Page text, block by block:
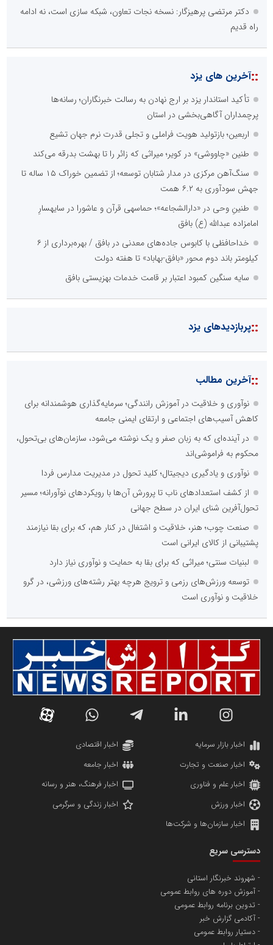
پایگاه اطلاع رسانی مشارکت
پایگاه تخصصی تحلیلی سرمایه نگر
پایگاه اطلاع رسانی معدن پیشرو
پایگاه اطلاع رسانی سپهر
پایگاه خبری تصمیم 24
پایگاه خبری شبکه عاطفه ها
اداره کل آموزش و پرورش
وزارت ارتباطات و فناوری اطلاعات
گروه پیشرانان پیشرفت ایران
بزرگترین پروژه های صنعتی کشور
وزارت علوم، تحقیقات و فناوری
روابط عمومی ایران صدا
روابط عمومی گروه پاس
تیم تامین حفاظت سازمان ها و اشخاص
حسین براتی
پایگاه آموزشی احمد باقری
مدرس و مشاور حوزه ارتباطات، روابط عمومی و رسانه
مهدی آشتیانی فرد
خبرنگار اختصاصی خبرگزاری گزارش خبر
شهروند خبرنگار گزارش خبر
محمدرضا سعیدی
پژوهشگر و فعال حوزه اجتماعی و فرهنگی
وحید حاج سعیدی
دکتر مرتضی پرهیزگار: نسخه نجات تعاون، شبکه سازی است، نه ادامه
راه قدیم
::آخرین های یزد
تأکید استاندار یزد بر ارج نهادن به رسالت خبرنگاران؛ رسانه‌ها
پرچمداران آگاهی‌بخشی در استان
اربعین؛ بازتولید هویت فراملی و تجلی قدرت نرم جهان تشیع
طنین «چاووشی» در کویر؛ میراثی که زائر را تا بهشت بدرقه می‌کند
سنگ‌آهن مرکزی در مدار شتابان توسعه؛ از تضمین خوراک ۱۵ ساله تا
جهش سودآوری به ۶.۲ همت
طنینِ وحی در «دارالشجاعه»؛ حماسهی قرآن و عاشورا در سایهسارِ
امامزاده عبدالله (ع) بافق
خداحافظی با کابوس جاده‌های معدنی در بافق / بهره‌برداری از ۶
کیلومتر باند دوم محور «بافق-بهاباد» تا هفته دولت
سایه سنگین کمبود اعتبار بر قامت خدمات بهزیستی بافق
::پربازدیدهای یزد
::آخرین مطالب
نوآوری و خلاقیت در آموزش رانندگی؛ سرمایه‌گذاری هوشمندانه برای
کاهش آسیب‌های اجتماعی و ارتقای ایمنی جامعه
در آینده‌ای که به زبان صفر و یک نوشته می‌شود، سازمان‌های بی‌تحول،
محکوم به فراموشی‌اند
نوآوری و یادگیری دیجیتال؛ کلید تحول در مدیریت مدارس فردا
از کشف استعدادهای ناب تا پرورش آن‌ها با رویکردهای نوآورانه؛ مسیر
تحول‌آفرین شنای ایران در سطح جهانی
صنعت چوب؛ هنر، خلاقیت و اشتغال در کنار هم، که برای بقا نیازمند
پشتیبانی از کالای ایرانی است
لبنیات سنتی؛ میراثی که برای بقا به حمایت و نوآوری نیاز دارد
توسعه ورزش‌های رزمی و ترویج هرچه بهتر رشته‌های ورزشی، در گرو
خلاقیت و نوآوری است
اخبار بازار سرمایه
اخبار اقتصادی
اخبار صنعت و تجارت
اخبار جامعه
اخبار علم و فناوری
اخبار فرهنگ، هنر و رسانه
اخبار ورزش
اخبار زندگی و سرگرمی
اخبار سازمان‌ها و شرکت‌ها
دسترسی سریع
شهروند خبرنگار استانی
آموزش دوره های روابط عمومی
تدوین برنامه روابط عمومی
آکادمی گزارش خبر
دستیار روابط عمومی